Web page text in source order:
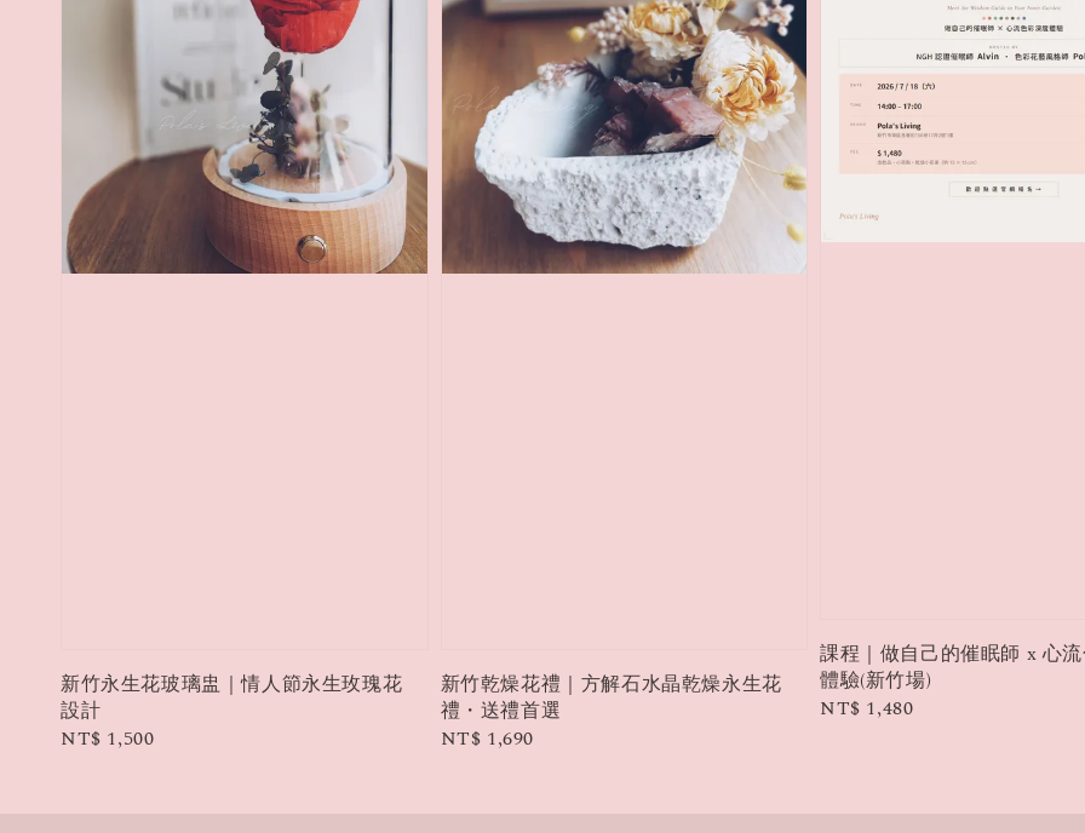
新竹永生花玻璃盅｜情人節永生玫瑰花
設計
Regular
NT$ 1,500
新竹乾燥花禮｜方解石水晶乾燥永生花
禮・送禮首選
Regular
NT$ 1,690
課程｜做自己的催眠師 x 心
體驗(新竹場)
Regular
NT$ 1,480